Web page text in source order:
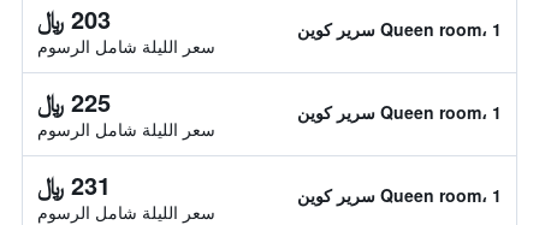
Queen room، 1 سرير كوين 203 ﷼
سعر الليلة شامل الرسوم
Queen room، 1 سرير كوين 225 ﷼
سعر الليلة شامل الرسوم
Queen room، 1 سرير كوين 231 ﷼
سعر الليلة شامل الرسوم